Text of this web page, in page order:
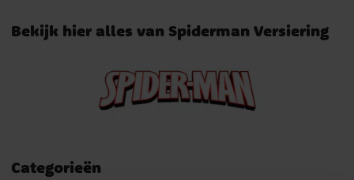
Bekijk hier alles van Spiderman Versiering
Categorieën